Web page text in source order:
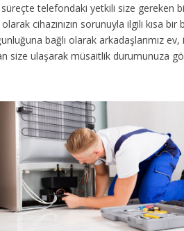
telefondaki yetkili size gereken
cihazınızın sorunuyla ilgili kısa
bağlı olarak arkadaşlarımız
ulaşarak müsaitlik durumunuza